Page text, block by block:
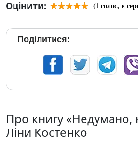
Оцінити:
(1 голос, в
Поділитися:
Про книгу «Недумано,
Ліни Костенко